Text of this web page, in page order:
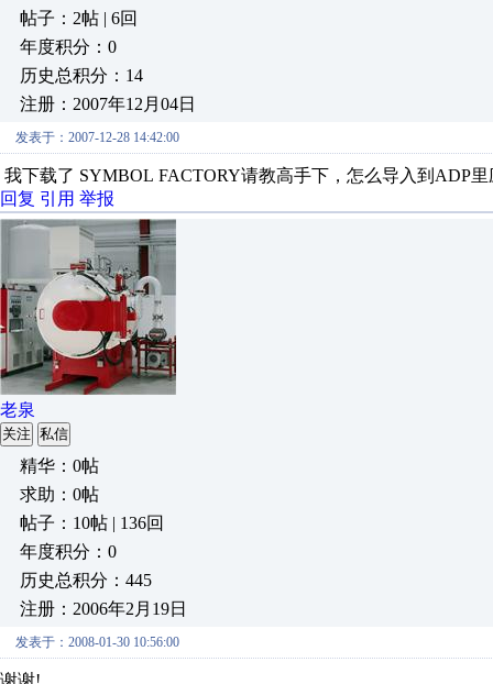
帖子：2帖 | 6回
年度积分：0
历史总积分：14
注册：2007年12月04日
发表于：2007-12-28 14:42:00
我下载了 SYMBOL FACTORY请教高手下，怎么导入到ADP
回复 引用 举报
老泉
关注 私信
精华：0帖
求助：0帖
帖子：10帖 | 136回
年度积分：0
历史总积分：445
注册：2006年2月19日
发表于：2008-01-30 10:56:00
谢谢!